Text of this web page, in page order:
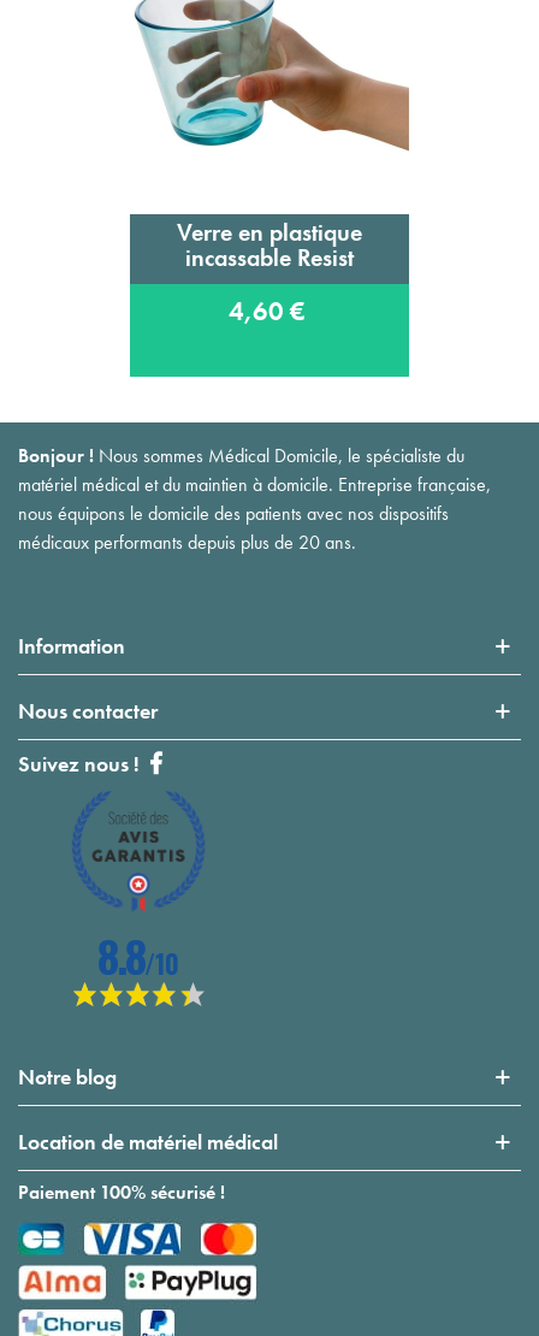
Verre en plastique
incassable Resist
4,60 €
Bonjour ! Nous sommes Médical Domicile, le spécialiste du
matériel médical et du maintien à domicile. Entreprise française,
nous équipons le domicile des patients avec nos dispositifs
médicaux performants depuis plus de 20 ans.
Information
Nous contacter
Suivez nous !
Notre blog
Location de matériel médical
Paiement 100% sécurisé !